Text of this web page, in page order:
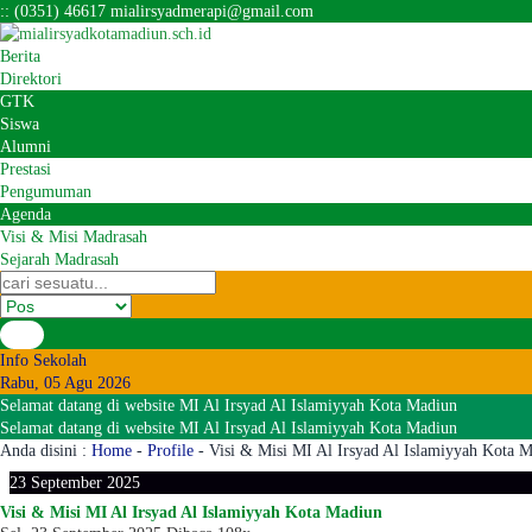
:: (0351) 46617 mialirsyadmerapi@gmail.com
Berita
Direktori
GTK
Siswa
Alumni
Prestasi
Pengumuman
Agenda
Visi & Misi Madrasah
Sejarah Madrasah
Info Sekolah
Rabu, 05 Agu 2026
Selamat datang di website MI Al Irsyad Al Islamiyyah Kota Madiun
Selamat datang di website MI Al Irsyad Al Islamiyyah Kota Madiun
Anda disini : Home - Profile - Visi & Misi MI Al Irsyad Al Islamiyyah Kota
23 September 2025
Visi & Misi MI Al Irsyad Al Islamiyyah Kota Madiun